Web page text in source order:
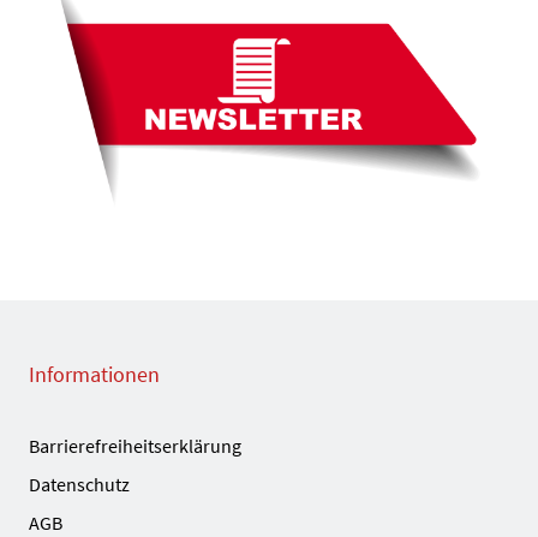
Informationen
Barrierefreiheitserklärung
Datenschutz
AGB